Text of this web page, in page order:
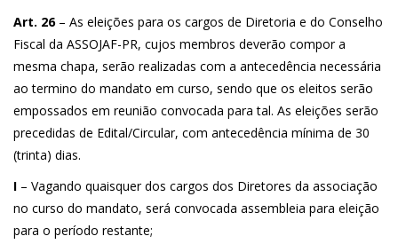
Art. 26– As eleições para os cargos de Diretoria e do Conselho
Fiscal da ASSOJAF-PR, cujos membros deverão compor a
mesma chapa, serão realizadas com a antecedência necessária
ao termino do mandato em curso, sendo que os eleitos serão
empossados em reunião convocada para tal. As eleições serão
precedidas de Edital/Circular, com antecedência mínima de 30
(trinta) dias.
I – Vagando quaisquer dos cargos dos Diretores da associação
no curso do mandato, será convocada assembleia para eleição
para o período restante;